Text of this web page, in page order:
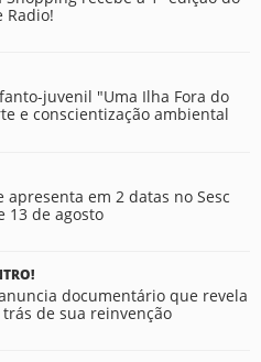
Radio!
juvenil "Uma Ilha Fora do
e conscientização ambiental
apresenta em 2 datas no Sesc
13 de agosto
anuncia documentário que revela
de sua reinvenção